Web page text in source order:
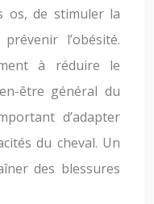
os, de stimuler la
l’obésité.
à réduire le
être général du
d’adapter
du cheval. Un
des blessures